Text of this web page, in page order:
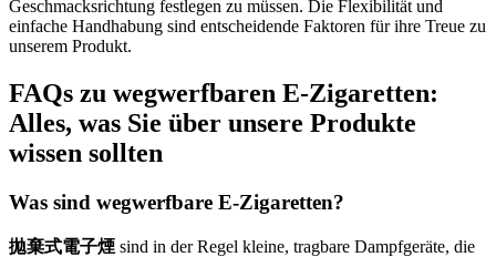
Geschmacksrichtung festlegen zu müssen. Die Flexibilität und
einfache Handhabung sind entscheidende Faktoren für ihre Treue zu
unserem Produkt.
FAQs zu wegwerfbaren E-Zigaretten:
Alles, was Sie über unsere Produkte
wissen sollten
Was sind wegwerfbare E-Zigaretten?
拋棄式電子煙 sind in der Regel kleine, tragbare Dampfgeräte, die